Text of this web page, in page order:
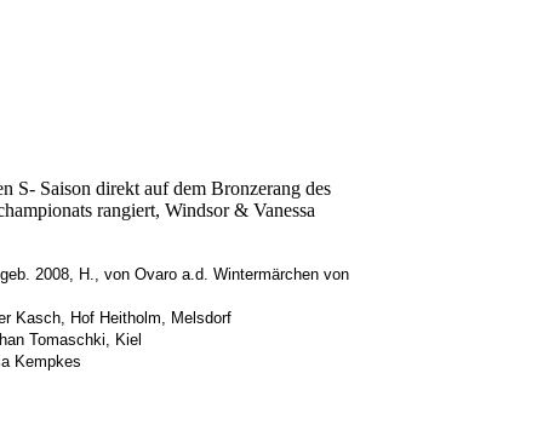
S- Saison direkt auf dem Bronzerang des
rangiert, Windsor & Vanessa
2008, H., von Ovaro a.d. Wintermärchen von
Kasch, Hof Heitholm, Melsdorf
Tomaschki, Kiel
Kempkes